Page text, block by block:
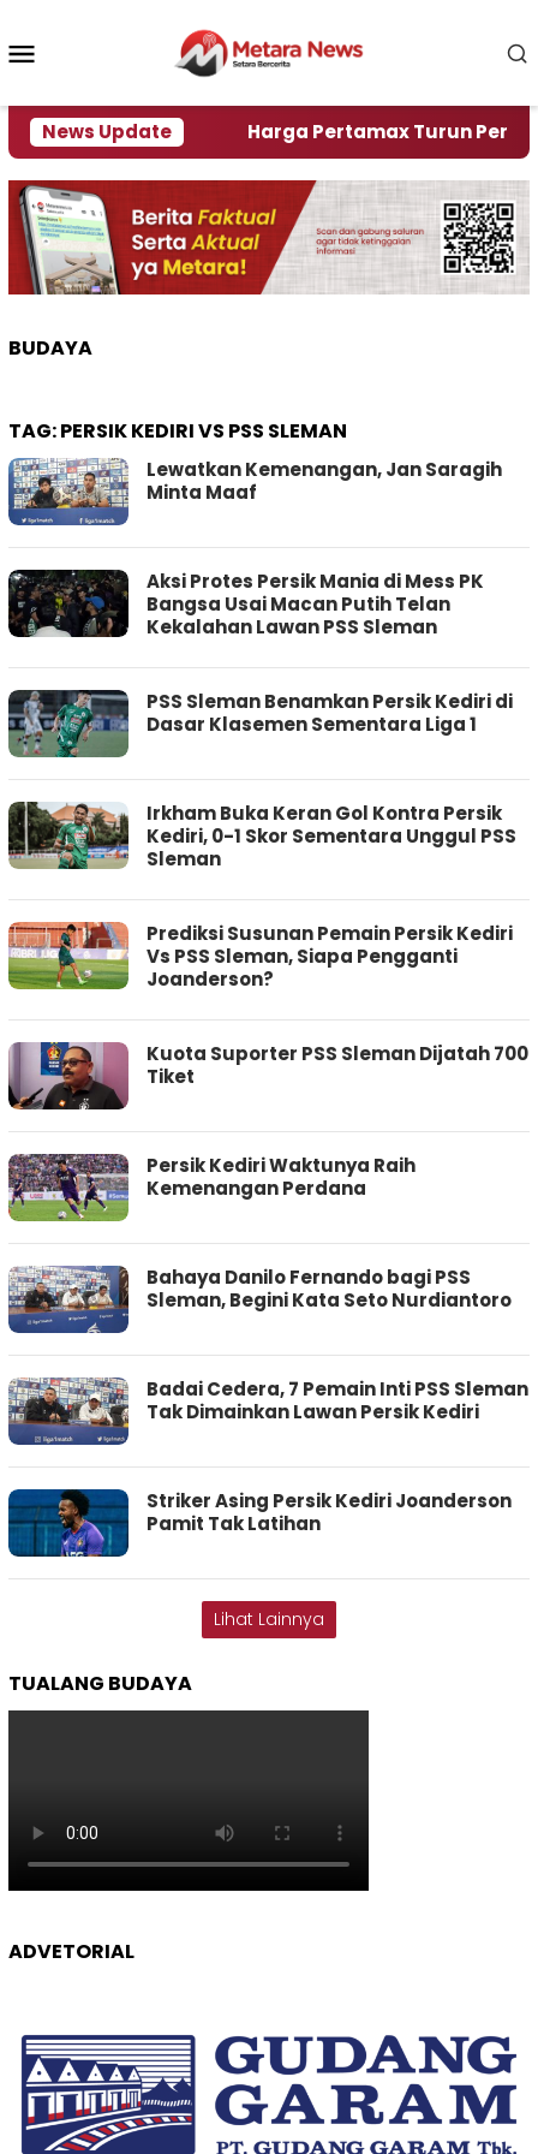
konten
News Update
Krisi Air Harga Pertamax Turun Per Hari Ini,
BUDAYA
TAG:PERSIK KEDIRI VS PSS SLEMAN
Lewatkan Kemenangan, Jan Saragih
Minta Maaf
Aksi Protes Persik Mania di Mess PK
Bangsa Usai Macan Putih Telan
Kekalahan Lawan PSS Sleman
PSS Sleman Benamkan Persik Kediri di
Dasar Klasemen Sementara Liga 1
Irkham Buka Keran Gol Kontra Persik
Kediri, 0-1 Skor Sementara Unggul PSS
Sleman
Prediksi Susunan Pemain Persik Kediri
Vs PSS Sleman, Siapa Pengganti
Joanderson?
Kuota Suporter PSS Sleman Dijatah 700
Tiket
Persik Kediri Waktunya Raih
Kemenangan Perdana
Bahaya Danilo Fernando bagi PSS
Sleman, Begini Kata Seto Nurdiantoro
Badai Cedera, 7 Pemain Inti PSS Sleman
Tak Dimainkan Lawan Persik Kediri
Striker Asing Persik Kediri Joanderson
Pamit Tak Latihan
Lihat Lainnya
TUALANG BUDAYA
ADVETORIAL